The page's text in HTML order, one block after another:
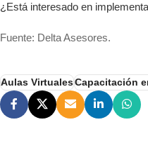
¿Está interesado en
Fuente: Delta Asesores.
Aulas VirtualesCapacitación